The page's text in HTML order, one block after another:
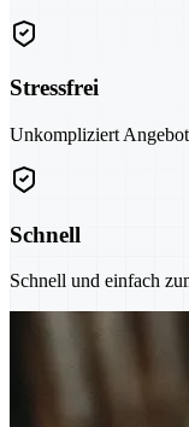
Stressfrei
Unkompliziert
Schnell
Schnell und einfach